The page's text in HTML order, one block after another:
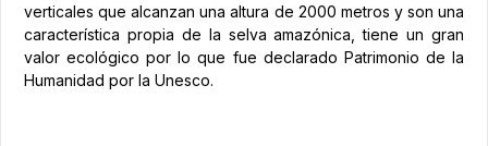
verticales que alcanzan una altura de 2000 metros y son una
característica propia de la selva amazónica, tiene un gran
valor ecológico por lo que fue declarado Patrimonio de la
Humanidad por la Unesco.